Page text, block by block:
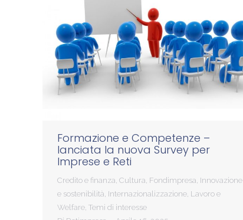
Formazione e Competenze –
lanciata la nuova Survey per
Imprese e Reti
Credito e finanza, Cultura, Fondimpresa, Innovazione
e sostenibilità, Internazionalizzazione, Lavoro e
Welfare, Temi di interesse